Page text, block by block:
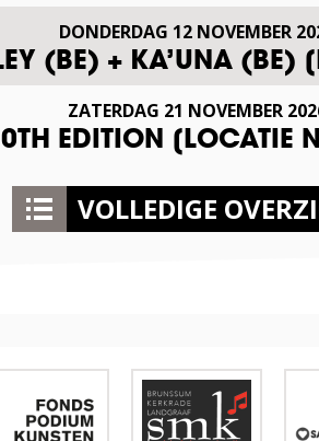
DONDERDAG 12 NOVEMBER
(BE) + KA’UNA (BE)
ZATERDAG 21 NOVEMBER
EDITION [LOCATIE
VOLLEDIGE